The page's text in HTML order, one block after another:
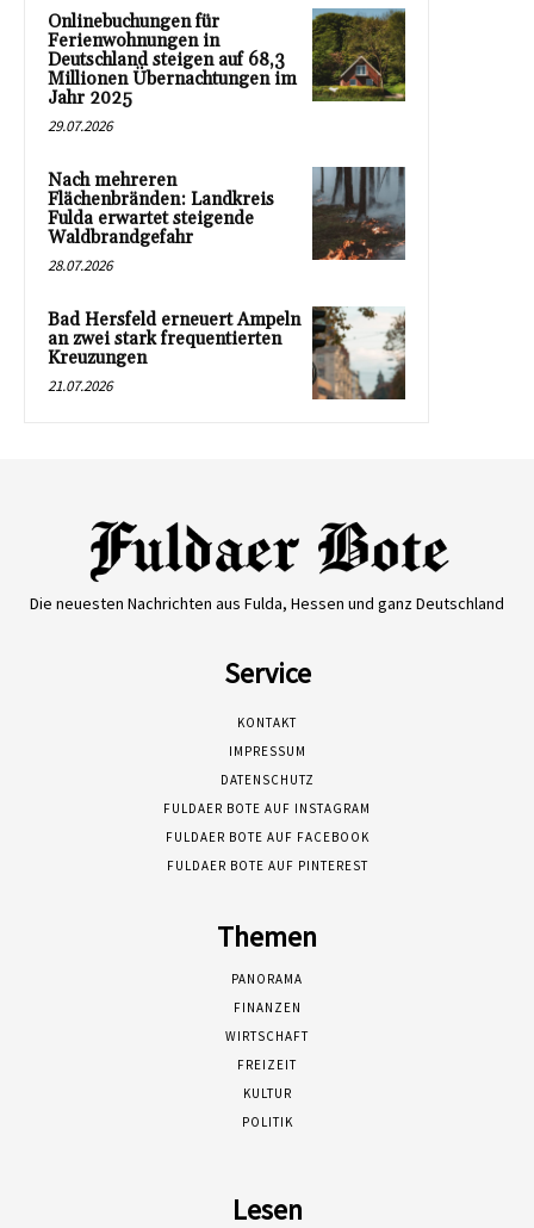
Onlinebuchungen für
Ferienwohnungen in
Deutschland steigen auf 68,3
Millionen Übernachtungen im
Jahr 2025
29.07.2026
Nach mehreren
Flächenbränden: Landkreis
Fulda erwartet steigende
Waldbrandgefahr
28.07.2026
Bad Hersfeld erneuert Ampeln
an zwei stark frequentierten
Kreuzungen
21.07.2026
Die neuesten Nachrichten aus Fulda, Hessen und ganz Deutschland
Service
KONTAKT
IMPRESSUM
DATENSCHUTZ
FULDAER BOTE AUF INSTAGRAM
FULDAER BOTE AUF FACEBOOK
FULDAER BOTE AUF PINTEREST
Themen
PANORAMA
FINANZEN
WIRTSCHAFT
FREIZEIT
KULTUR
POLITIK
Lesen